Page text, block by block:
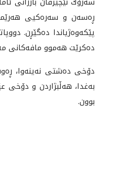
ڕه‌سه‌ن و سه‌ره‌كيى
پێكه‌وه‌ژياندا ده‌گێڕن.
ده‌كرێت هه‌موو مافه‌كانى
دۆخى ده‌شتى نه‌ينه‌وا،
به‌غدا، هه‌ڵبژاردن و
بوون.